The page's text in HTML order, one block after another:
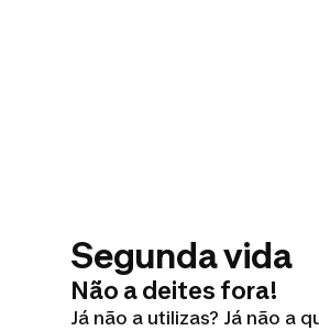
Segunda vida
Não a deites fora!
Já não a utilizas? Já não a